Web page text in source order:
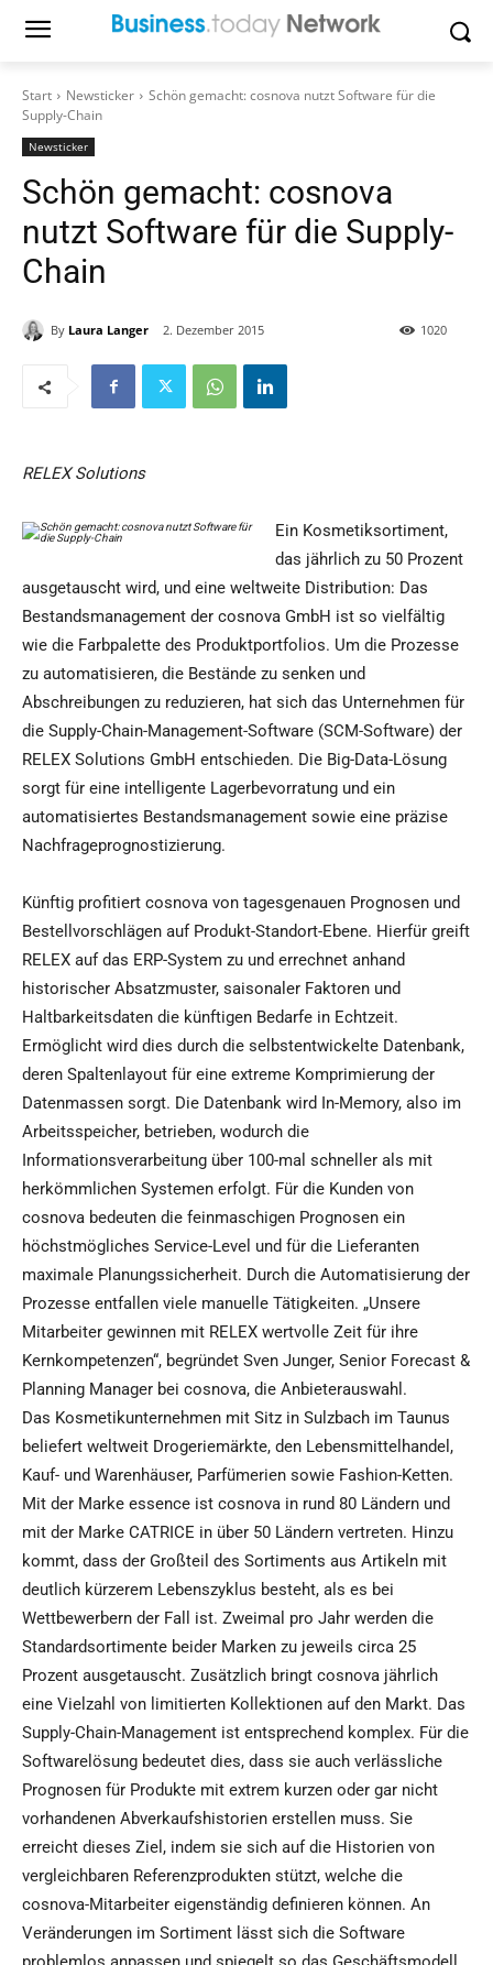
Start Newsticker
Schön gemacht: cosnova nutzt Software für die
Supply-Chain
Newsticker
Schön gemacht: cosnova
nutzt Software für die Supply-
Chain
By Laura Langer 2. Dezember 2015 1020
RELEX Solutions
Ein Kosmetiksortiment,
das jährlich zu 50 Prozent
ausgetauscht wird, und eine weltweite Distribution: Das
Bestandsmanagement der cosnova GmbH ist so vielfältig
wie die Farbpalette des Produktportfolios. Um die Prozesse
zu automatisieren, die Bestände zu senken und
Abschreibungen zu reduzieren, hat sich das Unternehmen für
die Supply-Chain-Management-Software (SCM-Software) der
RELEX Solutions GmbH entschieden. Die Big-Data-Lösung
sorgt für eine intelligente Lagerbevorratung und ein
automatisiertes Bestandsmanagement sowie eine präzise
Nachfrageprognostizierung.
Künftig profitiert cosnova von tagesgenauen Prognosen und
Bestellvorschlägen auf Produkt-Standort-Ebene. Hierfür greift
RELEX auf das ERP-System zu und errechnet anhand
historischer Absatzmuster, saisonaler Faktoren und
Haltbarkeitsdaten die künftigen Bedarfe in Echtzeit.
Ermöglicht wird dies durch die selbstentwickelte Datenbank,
deren Spaltenlayout für eine extreme Komprimierung der
Datenmassen sorgt. Die Datenbank wird In-Memory, also im
Arbeitsspeicher, betrieben, wodurch die
Informationsverarbeitung über 100-mal schneller als mit
herkömmlichen Systemen erfolgt. Für die Kunden von
cosnova bedeuten die feinmaschigen Prognosen ein
höchstmögliches Service-Level und für die Lieferanten
maximale Planungssicherheit. Durch die Automatisierung der
Prozesse entfallen viele manuelle Tätigkeiten. „Unsere
Mitarbeiter gewinnen mit RELEX wertvolle Zeit für ihre
Kernkompetenzen“, begründet Sven Junger, Senior Forecast &
Planning Manager bei cosnova, die Anbieterauswahl.
Das Kosmetikunternehmen mit Sitz in Sulzbach im Taunus
beliefert weltweit Drogeriemärkte, den Lebensmittelhandel,
Kauf- und Warenhäuser, Parfümerien sowie Fashion-Ketten.
Mit der Marke essence ist cosnova in rund 80 Ländern und
mit der Marke CATRICE in über 50 Ländern vertreten. Hinzu
kommt, dass der Großteil des Sortiments aus Artikeln mit
deutlich kürzerem Lebenszyklus besteht, als es bei
Wettbewerbern der Fall ist. Zweimal pro Jahr werden die
Standardsortimente beider Marken zu jeweils circa 25
Prozent ausgetauscht. Zusätzlich bringt cosnova jährlich
eine Vielzahl von limitierten Kollektionen auf den Markt. Das
Supply-Chain-Management ist entsprechend komplex. Für die
Softwarelösung bedeutet dies, dass sie auch verlässliche
Prognosen für Produkte mit extrem kurzen oder gar nicht
vorhandenen Abverkaufshistorien erstellen muss. Sie
erreicht dieses Ziel, indem sie sich auf die Historien von
vergleichbaren Referenzprodukten stützt, welche die
cosnova-Mitarbeiter eigenständig definieren können. An
Veränderungen im Sortiment lässt sich die Software